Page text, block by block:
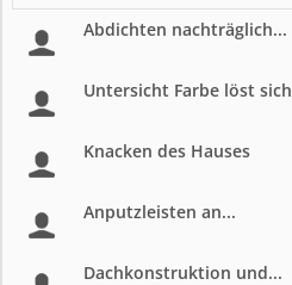
Abdichten nachträglich...
Untersicht Farbe löst sich
Knacken des Hauses
Anputzleisten an...
Dachkonstruktion und...